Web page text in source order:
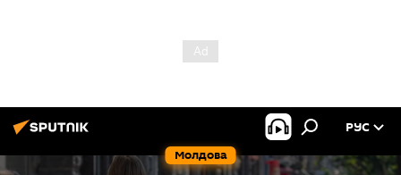
Молдова
РУС